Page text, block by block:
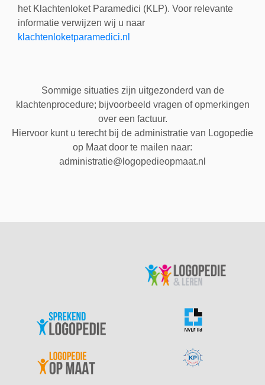
het Klachtenloket Paramedici (KLP). Voor relevante
informatie verwijzen wij u naar
klachtenloketparamedici.nl
Sommige situaties zijn uitgezonderd van de
klachtenprocedure; bijvoorbeeld vragen of opmerkingen
over een factuur.
Hiervoor kunt u terecht bij de administratie van Logopedie
op Maat door te mailen naar:
administratie@logopedieopmaat.nl